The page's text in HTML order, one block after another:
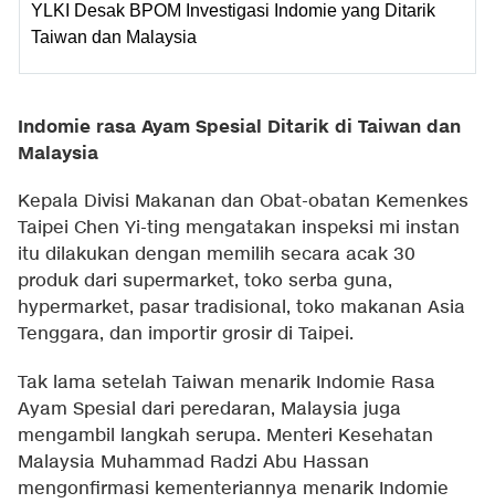
YLKI Desak BPOM Investigasi Indomie yang Ditarik
Taiwan dan Malaysia
Indomie rasa Ayam Spesial Ditarik di Taiwan dan
Malaysia
Kepala Divisi Makanan dan Obat-obatan Kemenkes
Taipei Chen Yi-ting mengatakan inspeksi mi instan
itu dilakukan dengan memilih secara acak 30
produk dari supermarket, toko serba guna,
hypermarket, pasar tradisional, toko makanan Asia
Tenggara, dan importir grosir di Taipei.
Tak lama setelah Taiwan menarik Indomie Rasa
Ayam Spesial dari peredaran, Malaysia juga
mengambil langkah serupa. Menteri Kesehatan
Malaysia Muhammad Radzi Abu Hassan
mengonfirmasi kementeriannya menarik Indomie